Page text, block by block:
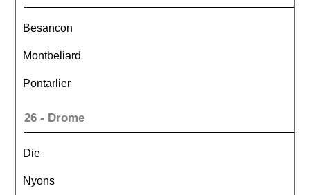
Besancon
Montbeliard
Pontarlier
26 - Drome
Die
Nyons